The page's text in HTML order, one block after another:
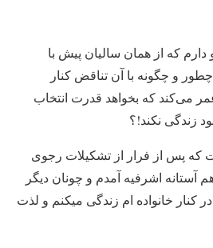
دارم که از همان سالیان پیش با
و چگونه با آن تناقض کنار
می‌کند که بخواهد قدرت انتخاب
زندگی نکند!؟
است که پس از فرار از تشکیلات رجوی
آستانه اشرفیه آمدم و چونان دیگر
در کنار خانواده ام زندگی میکنم و لذت